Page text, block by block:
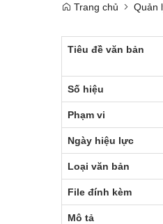
Lịch sử hình thành
Trang chủ Quản
Tiêu đề văn bản
Số hiệu
Phạm vi
Ngày hiệu lực
Loại văn bản
File đính kèm
Mô tả